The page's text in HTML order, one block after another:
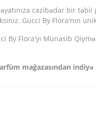
cazibədar bir
Gucci By Flora'nın
By Flora'yı Münasib
mağazasından